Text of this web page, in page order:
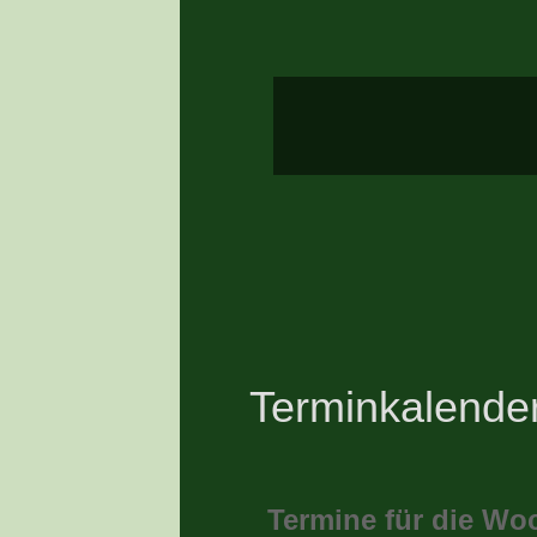
Termine für die